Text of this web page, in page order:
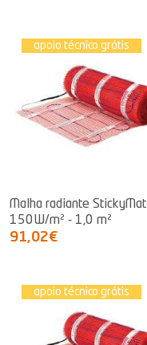
apoio técnico grátis
Malha radiante StickyMat
150W/m² - 1,0 m²
91,02€
apoio técnico grátis